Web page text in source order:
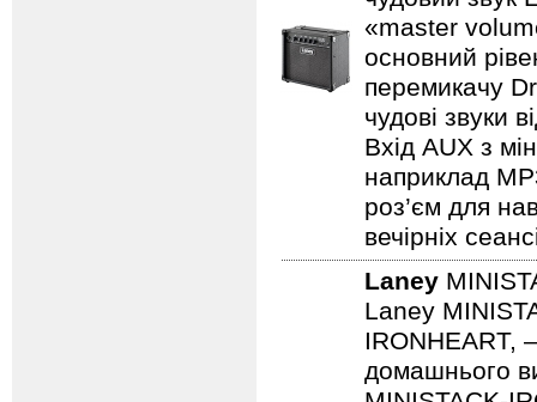
«master
основний
перемикачу
чудові звуки
Вхід AUX з
наприклад
роз’єм для
вечірніх
Laney
Laney
IRONHEART,
домашнього